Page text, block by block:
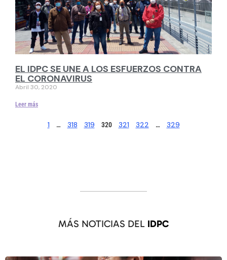
EL IDPC SE UNE A LOS ESFUERZOS CONTRA
EL CORONAVIRUS
Abril 30, 2020
Leer más
1 … 318 319 320 321 322 … 329
MÁS NOTICIAS DEL IDPC